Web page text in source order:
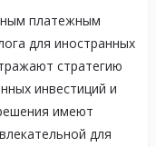
платежным
для иностранных
стратегию
инвестиций и
имеют
для